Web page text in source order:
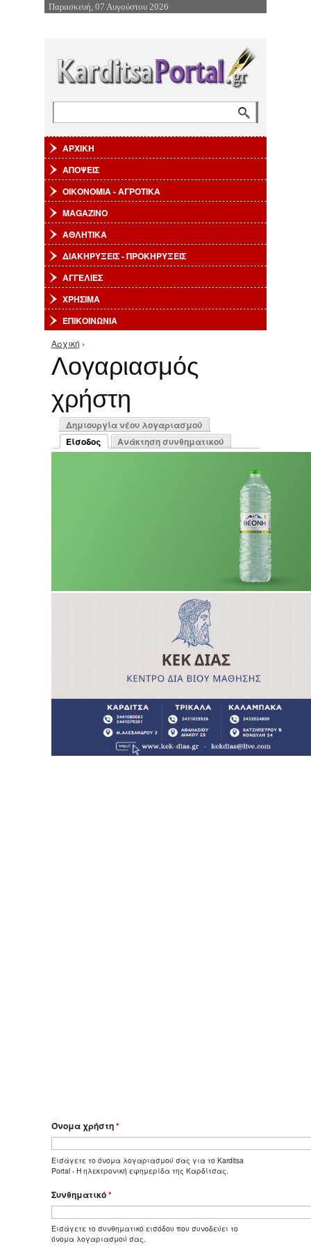
Επιστροφή στην Πλοήγηση
Παρασκευή, 07 Αυγούστου 2026
ΑΡΧΙΚΗ
ΑΠΟΨΕΙΣ
ΟΙΚΟΝΟΜΙΑ - ΑΓΡΟΤΙΚΑ
MAGAZINO
ΑΘΛΗΤΙΚΑ
ΔΙΑΚΗΡΥΞΕΙΣ - ΠΡΟΚΗΡΥΞΕΙΣ
ΑΓΓΕΛΙΕΣ
ΧΡΗΣΙΜΑ
ΕΠΙΚΟΙΝΩΝΙΑ
Είστε εδώ
Αρχική ›
Λογαριασμός
χρήστη
Πρωτεύουσες καρτέλες
Δημιουργία νέου λογαριασμού
Είσοδος
(ενεργή καρτέλα)
Ανάκτηση συνθηματικού
Όνομα χρήστη*
Εισάγετε το όνομα λογαριασμού σας για το Karditsa
Portal - Η ηλεκτρονική εφημερίδα της Καρδίτσας.
Συνθηματικό*
Εισάγετε το συνθηματικό εισόδου που συνοδεύει το
όνομα λογαριασμού σας.